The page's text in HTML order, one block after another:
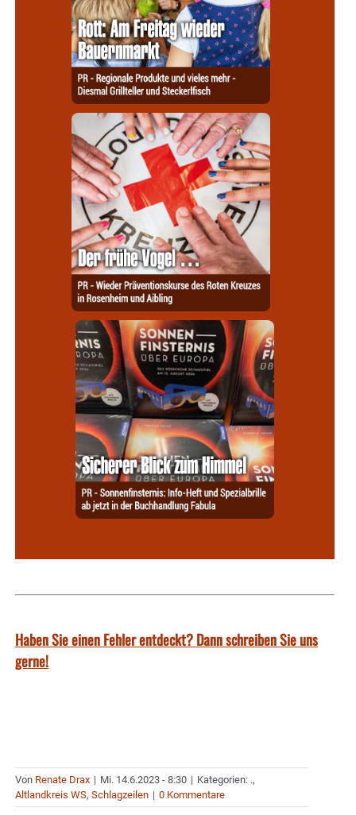
Haben Sie einen Fehler entdeckt? Dann schreiben Sie uns
gerne!
Von Renate Drax | Mi. 14.6.2023 - 8:30 | Kategorien: .,
Altlandkreis WS, Schlagzeilen | 0 Kommentare